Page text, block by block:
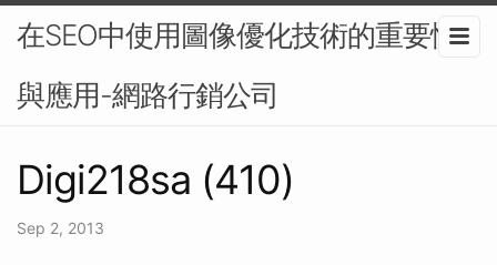
在SEO中使用圖像優化技術的重要性
與應用-網路行銷公司
Digi218sa (410)
Sep 2, 2013